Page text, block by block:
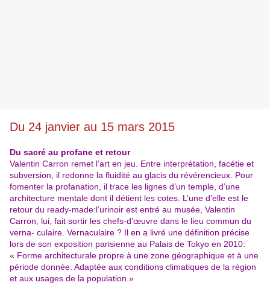
Du 24 janvier au 15 mars 2015
Du sacré au profane et retour
Valentin Carron remet l’art en jeu. Entre interprétation, facétie et
subversion, il redonne la fluidité au glacis du révérencieux. Pour
fomenter la profanation, il trace les lignes d’un temple, d’une
architecture mentale dont il détient les cotes. L’une d’elle est le
retour du ready-made:l’urinoir est entré au musée, Valentin
Carron, lui, fait sortir les chefs-d’œuvre dans le lieu commun du
verna- culaire. Vernaculaire ? Il en a livré une définition précise
lors de son exposition parisienne au Palais de Tokyo en 2010:
« Forme architecturale propre à une zone géographique et à une
période donnée. Adaptée aux conditions climatiques de la région
et aux usages de la population.»